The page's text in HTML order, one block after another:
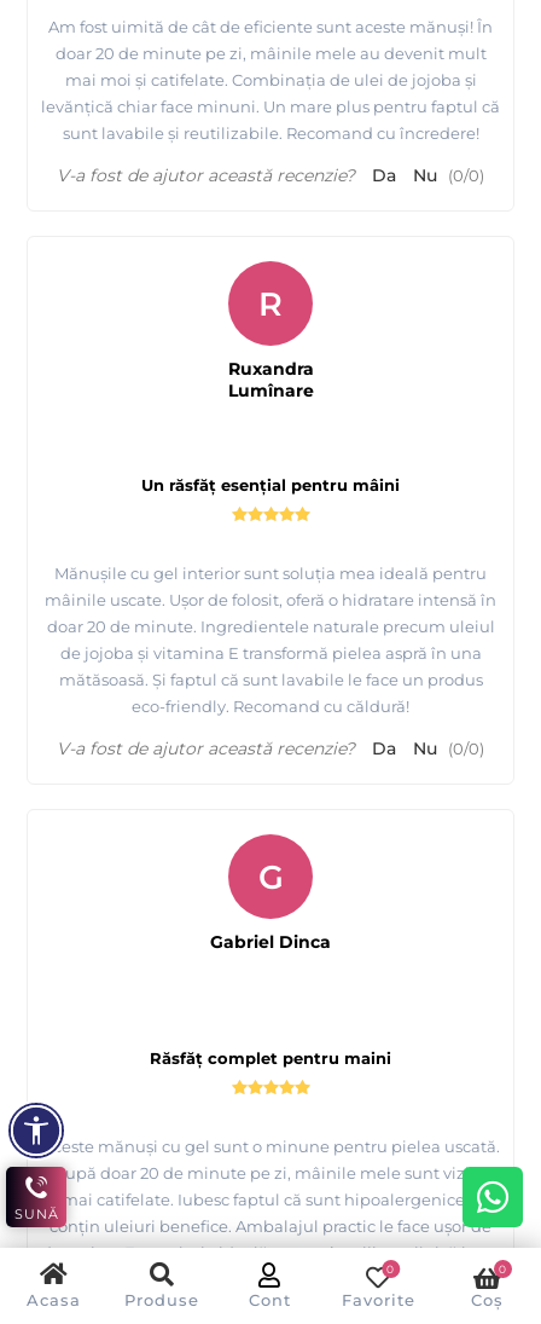
Acasa Produse Cont Favorite
0
Coș
0
Am fost uimită de cât de eficiente sunt aceste mănuși! În
doar 20 de minute pe zi, mâinile mele au devenit mult
mai moi și catifelate. Combinația de ulei de jojoba și
levănțică chiar face minuni. Un mare plus pentru faptul că
sunt lavabile și reutilizabile. Recomand cu încredere!
V-a fost de ajutor această recenzie? Da Nu (0/0)
Un răsfăț esențial pentru mâini
Mănușile cu gel interior sunt soluția mea ideală pentru
mâinile uscate. Ușor de folosit, oferă o hidratare intensă în
doar 20 de minute. Ingredientele naturale precum uleiul
de jojoba și vitamina E transformă pielea aspră în una
mătăsoasă. Și faptul că sunt lavabile le face un produs
eco-friendly. Recomand cu căldură!
R
Ruxandra
Lumînare
V-a fost de ajutor această recenzie? Da Nu (0/0)
Răsfăț complet pentru maini
Aceste mănuși cu gel sunt o minune pentru pielea uscată.
După doar 20 de minute pe zi, mâinile mele sunt vizibil
mai catifelate. Iubesc faptul că sunt hipoalergenice și
conțin uleiuri benefice. Ambalajul practic le face ușor de
depozitat. Este soluția ideală pentru îngrijirea zilnică la un
preț accesibil.
G
Gabriel Dinca
SUNĂ